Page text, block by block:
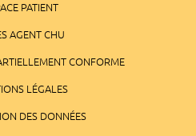
PATIENT
AGENT CHU
CONFORME
LÉGALES
DES DONNÉES